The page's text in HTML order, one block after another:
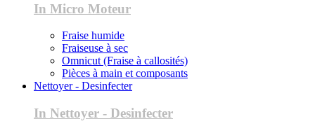
In Micro Moteur
Fraise humide
Fraiseuse à sec
Omnicut (Fraise à callosités)
Pièces à main et composants
Nettoyer - Desinfecter
In Nettoyer - Desinfecter